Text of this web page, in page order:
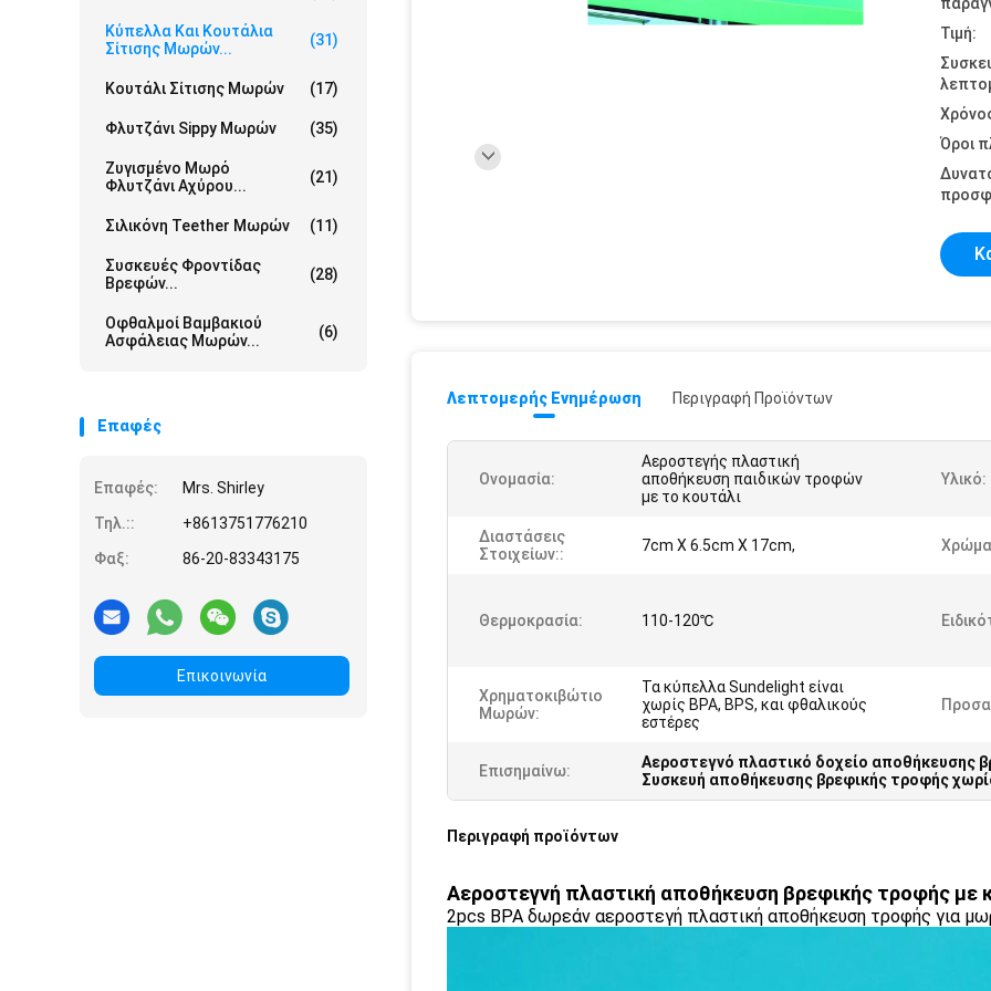
Κύπελλα Και Κουτάλια
Σίτισης Μωρών...
(31)
Κουτάλι Σίτισης Μωρών (17)
Φλυτζάνι Sippy Μωρών (35)
Ζυγισμένο Μωρό
Φλυτζάνι Αχύρου...
(21)
Σιλικόνη Teether Μωρών (11)
Συσκευές Φροντίδας
Βρεφών...
(28)
Οφθαλμοί Βαμβακιού
Ασφάλειας Μωρών...
(6)
Επαφές
Επαφές:
Mrs. Shirley
Τηλ.::
+8613751776210
Φαξ:
86-20-83343175
Επικοινωνία
Τιμή:
Όροι
Λεπτομερής Ενημέρωση Περιγραφή Προϊόντων
Ονομασία:
Αεροστεγής πλαστική
αποθήκευση παιδικών τροφών
με το κουτάλι
Υλικό:
Διαστάσεις
Στοιχείων::
7cm X 6.5cm X 17cm,
Θερμοκρασία: 110-120℃
Χρηματοκιβώτιο
Μωρών:
Τα κύπελλα Sundelight είναι
χωρίς BPA, BPS, και φθαλικούς
εστέρες
Επισημαίνω:
Αεροστεγνό πλαστικό δοχείο αποθήκευσης
Συσκευή αποθήκευσης βρεφικής τροφής
Περιγραφή προϊόντων
Αεροστεγνή πλαστική αποθήκευση βρεφικής τροφής με
2pcs BPA δωρεάν αεροστεγή πλαστική αποθήκευση τροφής για